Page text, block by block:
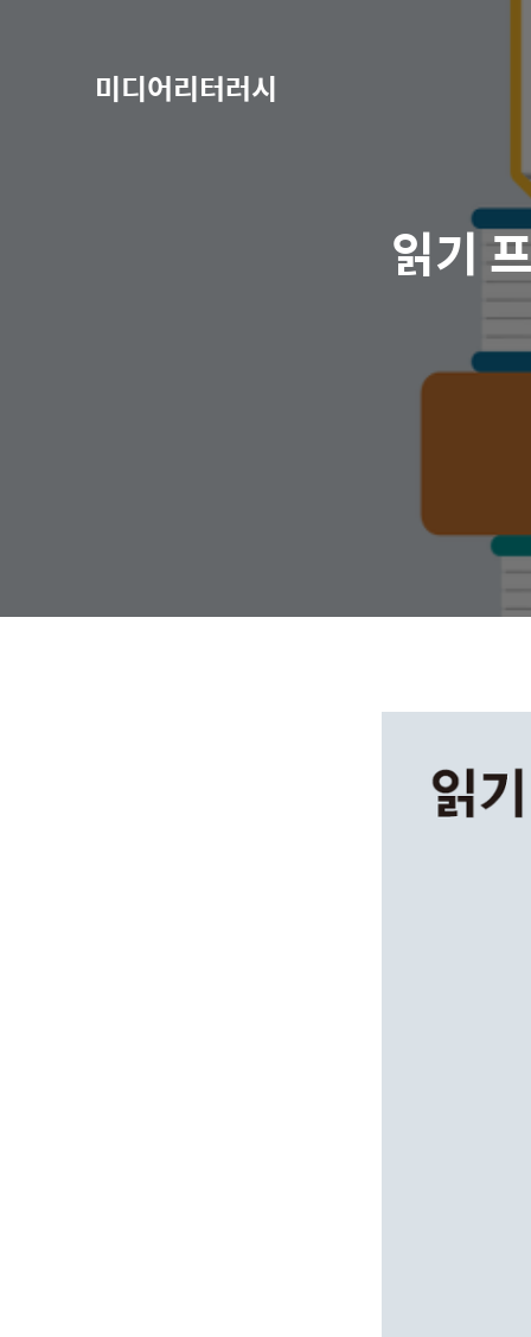
미디어리터러시
읽기